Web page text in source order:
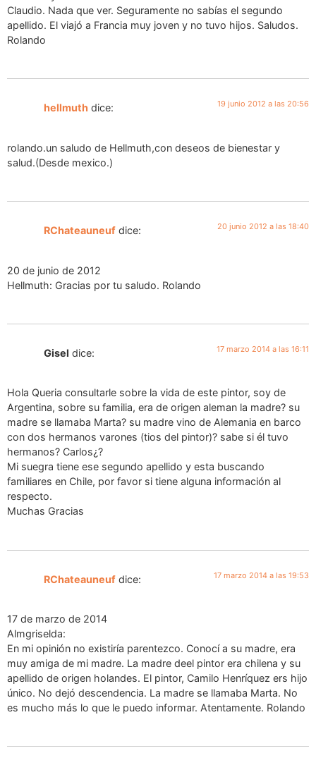
Claudio. Nada que ver. Seguramente no sabías el segundo
apellido. El viajó a Francia muy joven y no tuvo hijos. Saludos.
Rolando
hellmuth dice: 19 junio 2012 a las 20:56
rolando.un saludo de Hellmuth,con deseos de bienestar y
salud.(Desde mexico.)
RChateauneuf dice: 20 junio 2012 a las 18:40
20 de junio de 2012
Hellmuth: Gracias por tu saludo. Rolando
Gisel dice: 17 marzo 2014 a las 16:11
Hola Queria consultarle sobre la vida de este pintor, soy de
Argentina, sobre su familia, era de origen aleman la madre? su
madre se llamaba Marta? su madre vino de Alemania en barco
con dos hermanos varones (tios del pintor)? sabe si él tuvo
hermanos? Carlos¿?
Mi suegra tiene ese segundo apellido y esta buscando
familiares en Chile, por favor si tiene alguna información al
respecto.
Muchas Gracias
RChateauneuf dice: 17 marzo 2014 a las 19:53
17 de marzo de 2014
Almgriselda:
En mi opinión no existiría parentezco. Conocí a su madre, era
muy amiga de mi madre. La madre deel pintor era chilena y su
apellido de origen holandes. El pintor, Camilo Henríquez ers hijo
único. No dejó descendencia. La madre se llamaba Marta. No
es mucho más lo que le puedo informar. Atentamente. Rolando